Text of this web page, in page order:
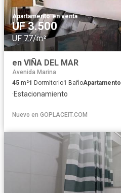
Apartamento·en venta
UF 3.500
UF 77/m²
en VIÑA DEL MAR
Avenida Marina
45 m²1 Dormitorio1 BañoApartamento
·Estacionamiento
Nuevo en GOPLACEIT.COM